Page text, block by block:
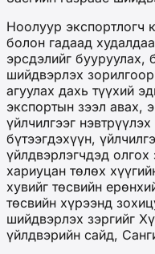
Ноолуур экспортлогч
болон гадаад
эрсдэлийг бууруулах,
шийдвэрлэх
агуулах дахь түүхий
экспортын зээл авах,
үйлчилгээг
бүтээгдэхүүн,
үйлдвэрлэгчдэд олгох
хариуцан төлөх
хувийг төсвийн
төсвийн хүрээнд
шийдвэрлэх зэргийг
үйлдвэрийн сайд,